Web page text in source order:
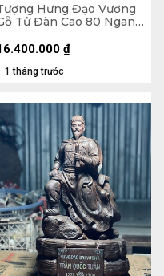
Hưng Đạo Vương
Tử Đàn Cao 80 Ngang
1 tháng trước
₫